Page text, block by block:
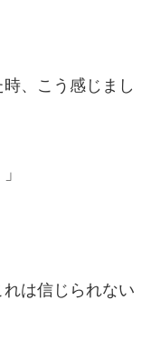
、こう感じまし
は信じられない